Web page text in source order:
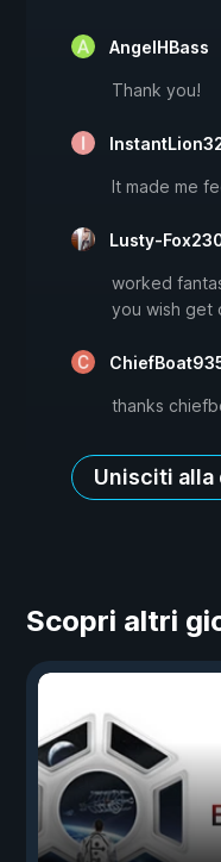
AngelHBass
Thank you!
It made me
Lusty-
worked
you wish get
thanks
Unisciti
Scopri altri